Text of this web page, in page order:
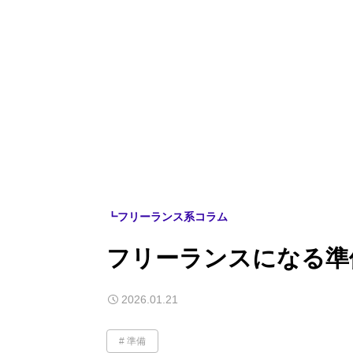
┗フリーランス系コラム
フリーランスになる
2026.01.21
準備